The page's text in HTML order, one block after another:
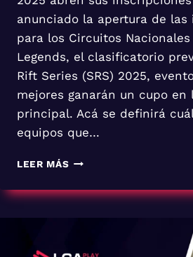
anunciado la apertura de las
para los Circuitos
Legends, el clasificatorio
Rift Series (SRS) 2025,
mejores ganarán un cupo
principal. Acá se definirá
equipos que…
LEER MÁSCIRCUITOS
DE
OF